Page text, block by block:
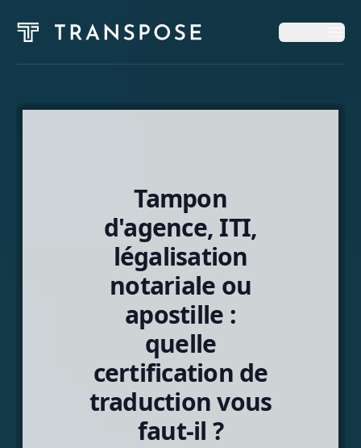
Startseite
Neuigkeiten und Einblicke
Tampon
d'agence, ITI,
légalisation
notariale ou
apostille :
quelle
certification de
traduction vous
faut-il ?